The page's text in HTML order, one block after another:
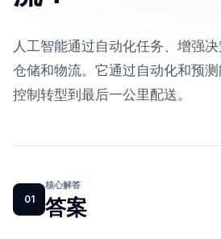
人工智能通过自动化任务、增强
仓储和物流。它通过自动化和预
控制转型到最后一公里配送。
01
核心解答
答案